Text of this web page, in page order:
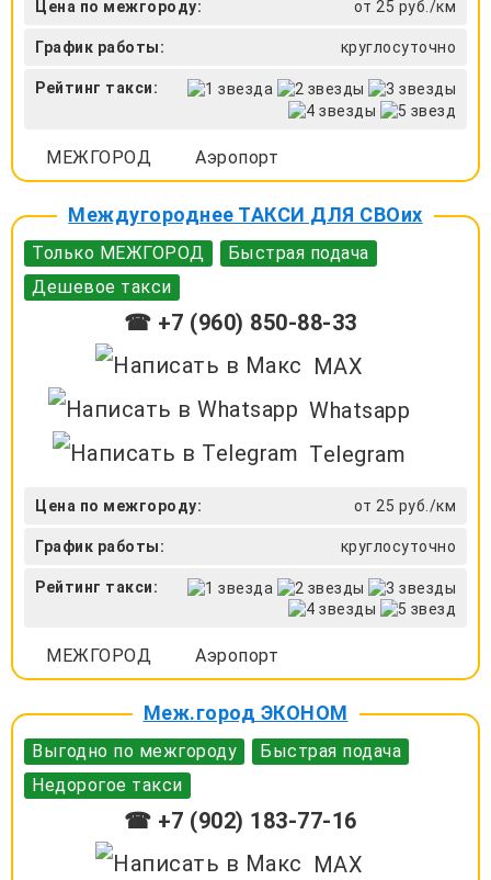
Цена по межгороду: от 25 руб./км
График работы: круглосуточно
Рейтинг такси:
МЕЖГОРОД Аэропорт
Междугороднее ТАКСИ ДЛЯ СВОих
Только МЕЖГОРОД
Быстрая подача
Дешевое такси
☎ +7 (960) 850-88-33
MAX
Whatsapp
Telegram
Цена по межгороду: от 25 руб./км
График работы: круглосуточно
Рейтинг такси:
МЕЖГОРОД Аэропорт
Меж.город ЭКОНОМ
Выгодно по межгороду
Быстрая подача
Недорогое такси
☎ +7 (902) 183-77-16
MAX